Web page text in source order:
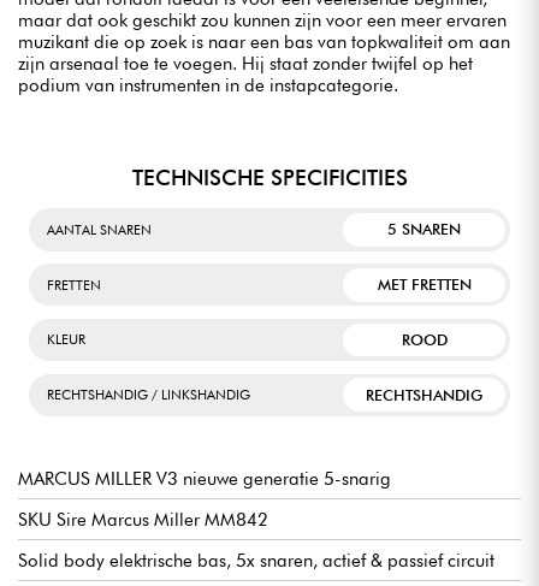
maar dat ook geschikt zou kunnen zijn voor een meer ervaren
muzikant die op zoek is naar een bas van topkwaliteit om aan
zijn arsenaal toe te voegen. Hij staat zonder twijfel op het
podium van instrumenten in de instapcategorie.
TECHNISCHE SPECIFICITIES
AANTAL SNAREN 5 SNAREN
FRETTEN MET FRETTEN
KLEUR ROOD
RECHTSHANDIG / LINKSHANDIG RECHTSHANDIG
MARCUS MILLER V3 nieuwe generatie 5-snarig
SKU Sire Marcus Miller MM842
Solid body elektrische bas, 5x snaren, actief & passief circuit